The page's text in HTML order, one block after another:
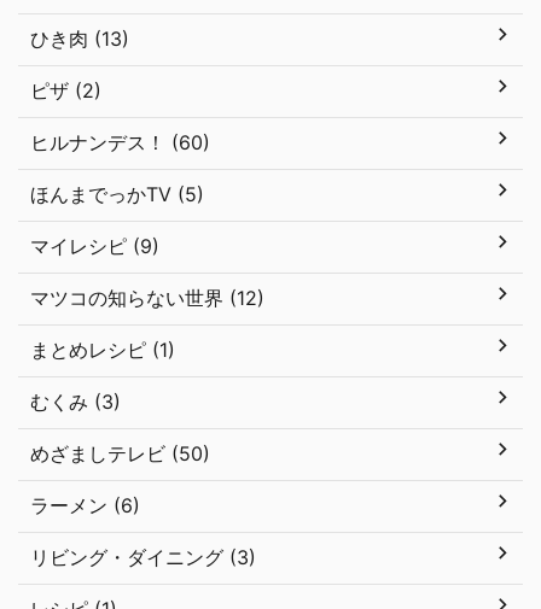
ひき肉 (13)
ピザ (2)
ヒルナンデス！ (60)
ほんまでっかTV (5)
マイレシピ (9)
マツコの知らない世界 (12)
まとめレシピ (1)
むくみ (3)
めざましテレビ (50)
ラーメン (6)
リビング・ダイニング (3)